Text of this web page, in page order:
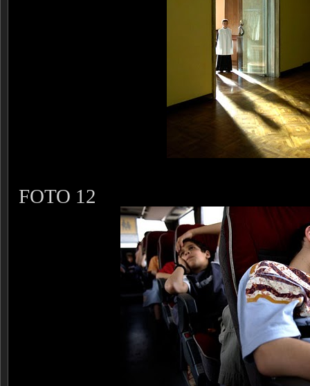
FOTO 12